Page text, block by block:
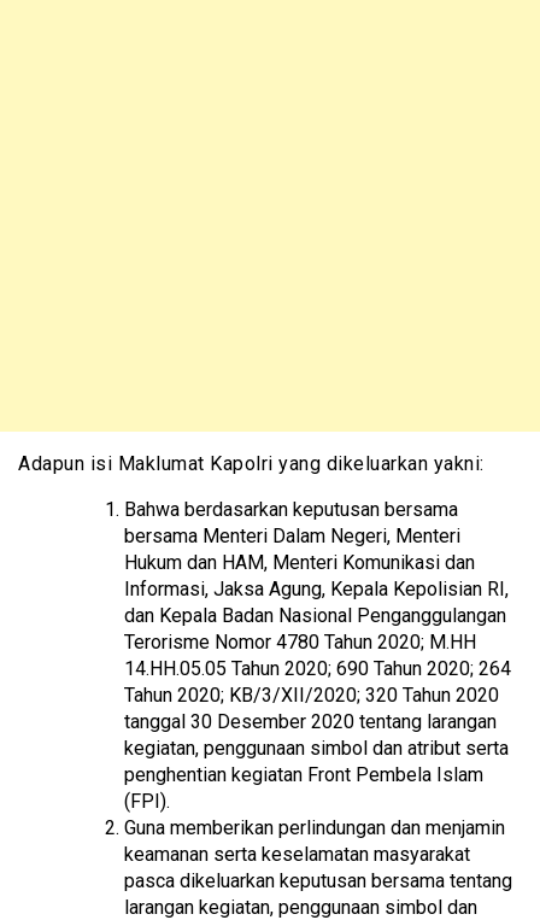
Adapun isi Maklumat Kapolri yang dikeluarkan yakni:
Bahwa berdasarkan keputusan bersama
bersama Menteri Dalam Negeri, Menteri
Hukum dan HAM, Menteri Komunikasi dan
Informasi, Jaksa Agung, Kepala Kepolisian RI,
dan Kepala Badan Nasional Penganggulangan
Terorisme Nomor 4780 Tahun 2020; M.HH
14.HH.05.05 Tahun 2020; 690 Tahun 2020; 264
Tahun 2020; KB/3/XII/2020; 320 Tahun 2020
tanggal 30 Desember 2020 tentang larangan
kegiatan, penggunaan simbol dan atribut serta
penghentian kegiatan Front Pembela Islam
(FPI).
Guna memberikan perlindungan dan menjamin
keamanan serta keselamatan masyarakat
pasca dikeluarkan keputusan bersama tentang
larangan kegiatan, penggunaan simbol dan